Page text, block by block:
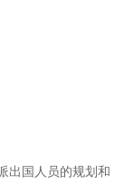
出国人员的规划和